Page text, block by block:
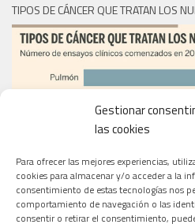
Gestionar
las cookies
Para ofrecer las mejores experiencias,
cookies para almacenar y/o acceder a la
consentimiento de estas tecnologías nos
comportamiento de navegación o las
consentir o retirar el consentimiento,
TIPOS DE CÁNCER QUE TRATAN LOS